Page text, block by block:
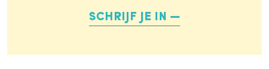
SCHRIJF JE IN